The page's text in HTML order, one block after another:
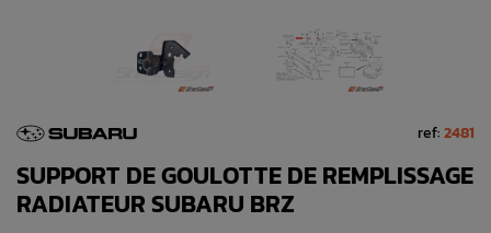
ref:2481
SUPPORT DE GOULOTTE DE REMPLISSAGE
RADIATEUR SUBARU BRZ